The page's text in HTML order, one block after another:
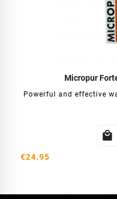
Micropur
Powerful and effective

€24.95